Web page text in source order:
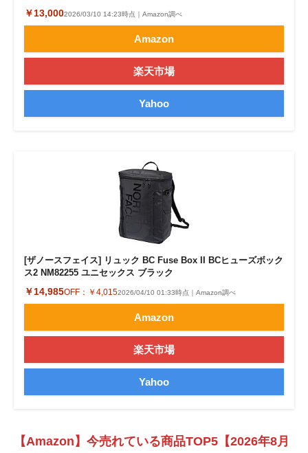
￥13,0002026/03/10 14:23時点｜Amazon調べ
Amazon
楽天市場
Yahoo
[ザノースフェイス] リュック BC Fuse Box II BCヒューズボック
ス2 NM82255 ユニセックス ブラック
￥14,985OFF： ￥4,0152026/04/10 01:33時点｜Amazon調べ
Amazon
楽天市場
Yahoo
【Amazon】今売れている商品TOP5【2026年8月